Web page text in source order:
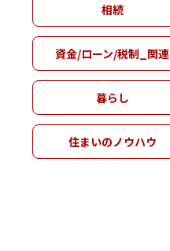
相続
資金/ローン/税制_関連
暮らし
住まいのノウハウ